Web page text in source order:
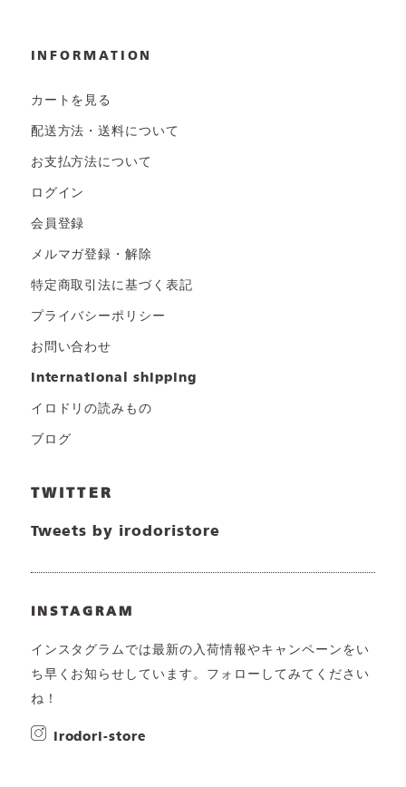
INFORMATION
カートを見る
配送方法・送料について
お支払方法について
ログイン
会員登録
メルマガ登録・解除
特定商取引法に基づく表記
プライバシーポリシー
お問い合わせ
international shipping
イロドリの読みもの
ブログ
TWITTER
Tweets by irodoristore
INSTAGRAM
インスタグラムでは最新の入荷情報やキャンペーンをい
ち早くお知らせしています。フォローしてみてください
ね！
irodori-store